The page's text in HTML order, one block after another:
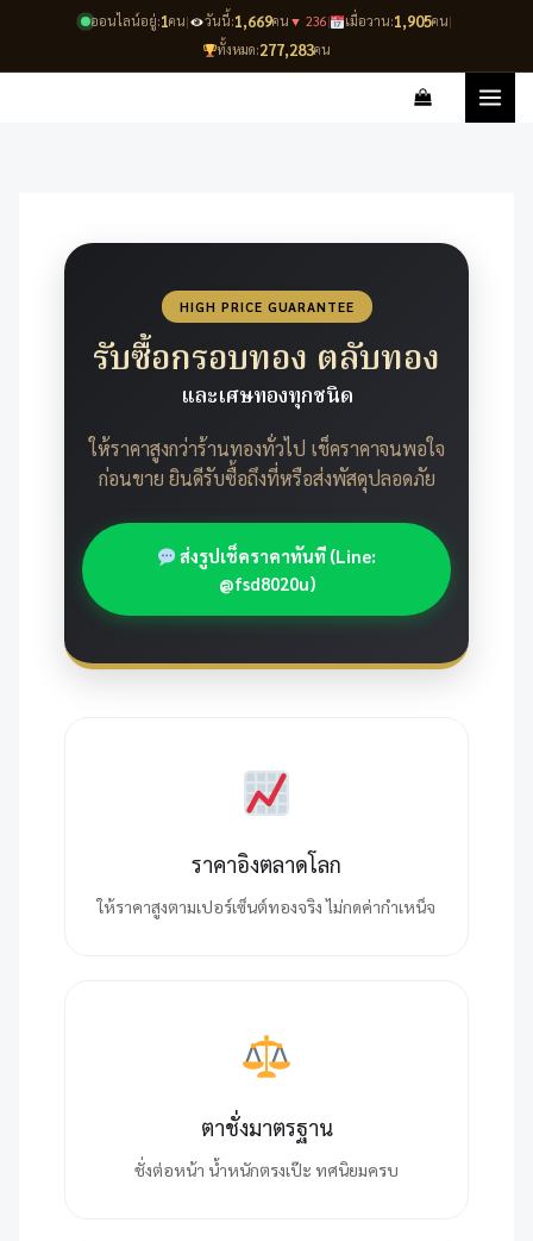
ออนไลน์อยู่:1คน| วันนี้:1,669คน ▼ 236| เมื่อวาน:1,905คน|
ทั้งหมด:277,283คน
content
HIGH PRICE GUARANTEE
รับซื้อกรอบทอง ตลับทอง
และเศษทองทุกชนิด
ให้ราคาสูงกว่าร้านทองทั่วไป เช็คราคาจนพอใจ
ก่อนขาย ยินดีรับซื้อถึงที่หรือส่งพัสดุปลอดภัย
ส่งรูปเช็คราคาทันที (Line:
@fsd8020u)
ราคาอิงตลาดโลก
ให้ราคาสูงตามเปอร์เซ็นต์ทองจริง ไม่กดค่ากำเหน็จ
ตาชั่งมาตรฐาน
ชั่งต่อหน้า น้ำหนักตรงเป๊ะ ทศนิยมครบ